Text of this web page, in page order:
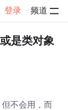
登录 频道
是类对象
不会用，而